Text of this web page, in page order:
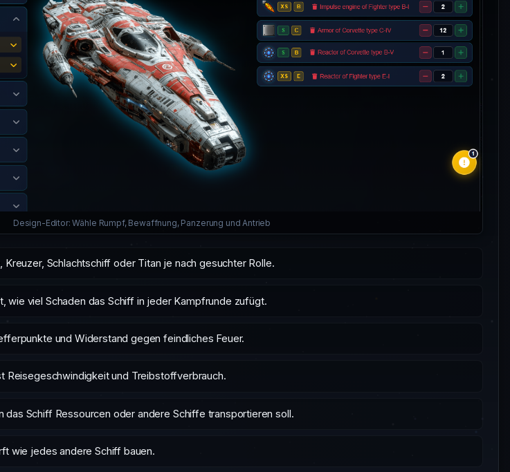
Design-Editor: Wähle Rumpf, Bewaffnung, Panzerung und Antrieb
Kreuzer, Schlachtschiff oder Titan je nach gesuchter Rolle.
wie viel Schaden das Schiff in jeder Kampfrunde zufügt.
und Widerstand gegen feindliches Feuer.
Reisegeschwindigkeit und Treibstoffverbrauch.
das Schiff Ressourcen oder andere Schiffe transportieren soll.
wie jedes andere Schiff bauen.